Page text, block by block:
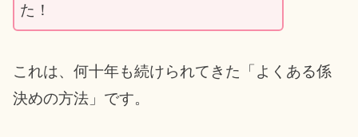
た！
これは、何十年も続けられてきた「よくある係
決めの方法」です。